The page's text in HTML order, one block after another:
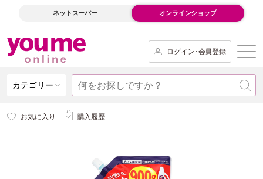
ネットスーパー オンラインショップ
ログイン･会員登録
カテゴリー
お気に入り 購入履歴